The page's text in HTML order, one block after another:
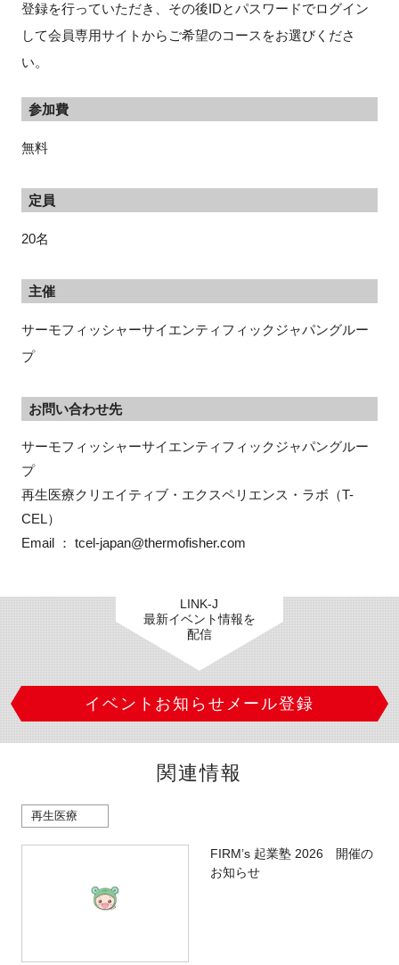
登録を行っていただき、その後IDとパスワードでログイン
して会員専用サイトからご希望のコースをお選びくださ
い。
参加費
無料
定員
20名
主催
サーモフィッシャーサイエンティフィックジャパングルー
プ
お問い合わせ先
サーモフィッシャーサイエンティフィックジャパングルー
プ
再生医療クリエイティブ・エクスペリエンス・ラボ（T-
CEL）
Email ： tcel-japan@thermofisher.com
LINK-J
最新イベント情報を
配信
イベントお知らせメール登録
関連情報
再生医療
FIRM’s 起業塾 2026 開催の
お知らせ